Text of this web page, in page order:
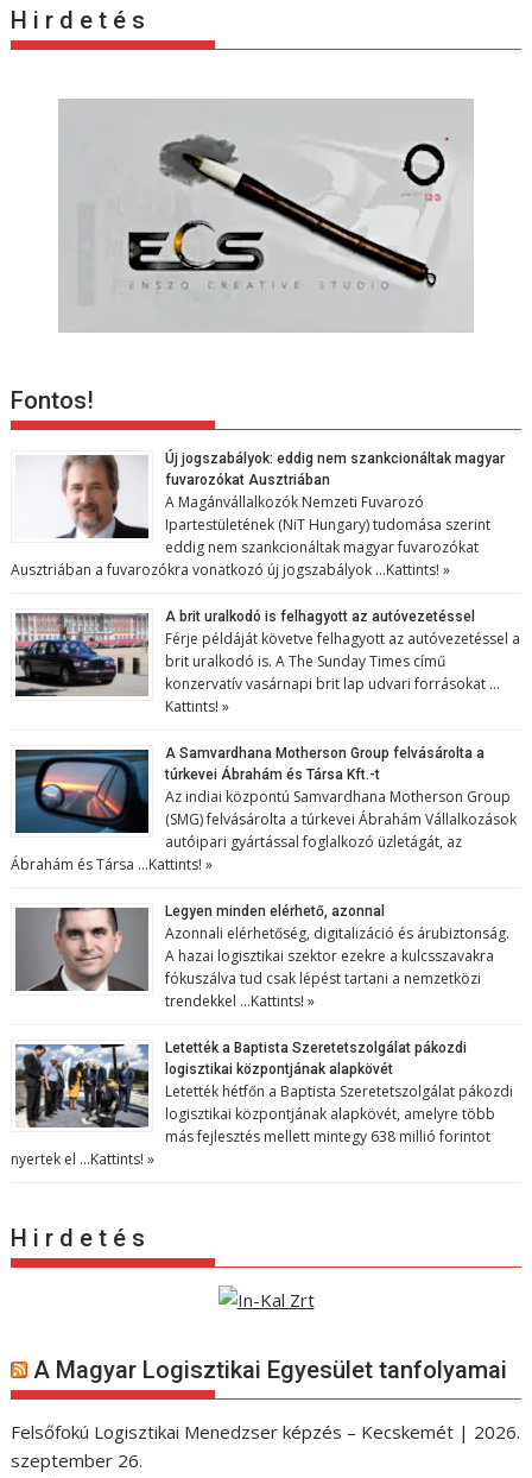
H i r d e t é s
Fontos!
Új jogszabályok: eddig nem szankcionáltak magyar
fuvarozókat Ausztriában
A Magánvállalkozók Nemzeti Fuvarozó
Ipartestületének (NiT Hungary) tudomása szerint
eddig nem szankcionáltak magyar fuvarozókat
Ausztriában a fuvarozókra vonatkozó új jogszabályok …Kattints! »
A brit uralkodó is felhagyott az autóvezetéssel
Férje példáját követve felhagyott az autóvezetéssel a
brit uralkodó is. A The Sunday Times című
konzervatív vasárnapi brit lap udvari forrásokat …
Kattints! »
A Samvardhana Motherson Group felvásárolta a
túrkevei Ábrahám és Társa Kft.-t
Az indiai központú Samvardhana Motherson Group
(SMG) felvásárolta a túrkevei Ábrahám Vállalkozások
autóipari gyártással foglalkozó üzletágát, az
Ábrahám és Társa …Kattints! »
Legyen minden elérhető, azonnal
Azonnali elérhetőség, digitalizáció és árubiztonság.
A hazai logisztikai szektor ezekre a kulcsszavakra
fókuszálva tud csak lépést tartani a nemzetközi
trendekkel …Kattints! »
Letették a Baptista Szeretetszolgálat pákozdi
logisztikai központjának alapkövét
Letették hétfőn a Baptista Szeretetszolgálat pákozdi
logisztikai központjának alapkövét, amelyre több
más fejlesztés mellett mintegy 638 millió forintot
nyertek el …Kattints! »
H i r d e t é s
A Magyar Logisztikai Egyesület tanfolyamai
Felsőfokú Logisztikai Menedzser képzés – Kecskemét | 2026.
szeptember 26.